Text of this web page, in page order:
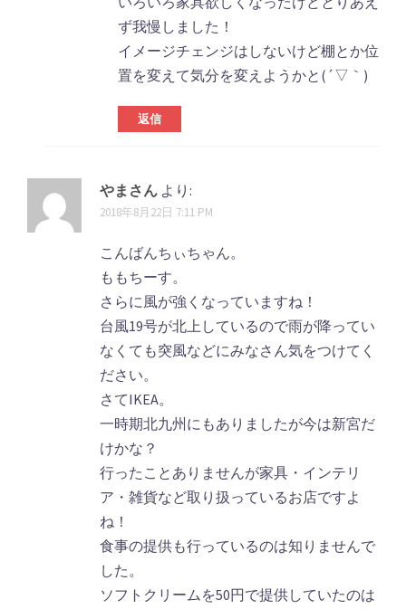
ず我慢しました！
イメージチェンジはしないけど棚とか位
置を変えて気分を変えようかと(´▽｀)
返信
やまさん より:
2018年8月22日 7:11 PM
こんばんちぃちゃん。
ももちーす。
さらに風が強くなっていますね！
台風19号が北上しているので雨が降ってい
なくても突風などにみなさん気をつけてく
ださい。
さてIKEA。
一時期北九州にもありましたが今は新宮だ
けかな？
行ったことありませんが家具・インテリ
ア・雑貨など取り扱っているお店ですよ
ね！
食事の提供も行っているのは知りませんで
した。
ソフトクリームを50円で提供していたのは